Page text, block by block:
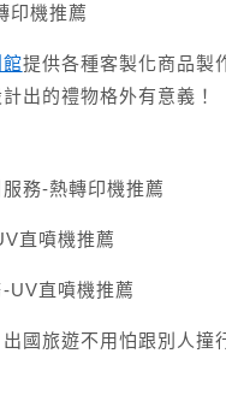
提供各種客製化商品製
出的禮物格外有意義！
國旅遊不用怕跟別人撞